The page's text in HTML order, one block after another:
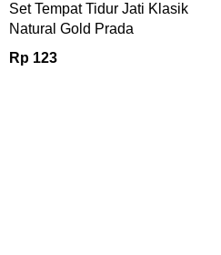
Set Tempat Tidur Jati Klasik
Natural Gold Prada
Rp123